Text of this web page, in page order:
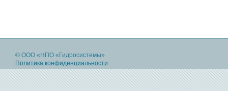
© ООО «НПО «Гидросистемы»
Политика конфиденциальности